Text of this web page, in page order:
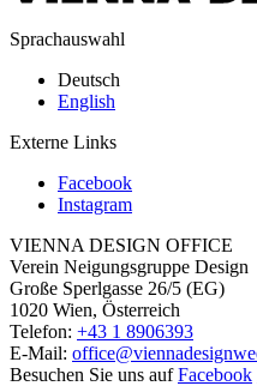
Sprachauswahl
Deutsch
English
Externe Links
Facebook
Instagram
VIENNA DESIGN OFFICE
Verein Neigungsgruppe Design
Große Sperlgasse 26/5 (EG)
1020 Wien, Österreich
Telefon: +43 1 8906393
E-Mail:
Besuchen Sie uns aufFacebook